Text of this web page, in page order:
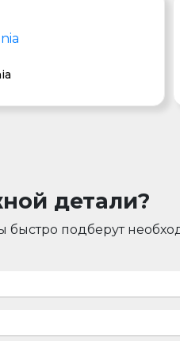
детали?
быстро подберут